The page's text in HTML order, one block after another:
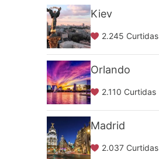
Kiev
2.245 Curtidas
Orlando
2.110 Curtidas
Madrid
2.037 Curtidas